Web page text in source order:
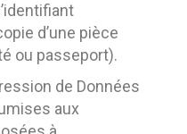
d’une pièce
ou passeport).
de Données
aux